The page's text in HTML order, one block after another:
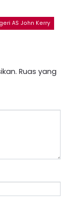
AS John Kerry
Ruas yang